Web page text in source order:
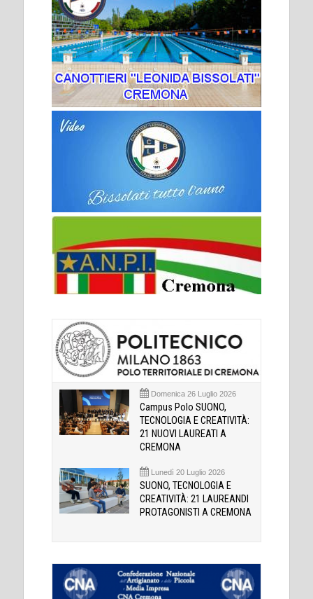
Domenica 26 Luglio 2026
Campus Polo SUONO,
TECNOLOGIA E CREATIVITÀ:
21 NUOVI LAUREATI A
CREMONA
Lunedì 20 Luglio 2026
SUONO, TECNOLOGIA E
CREATIVITÀ: 21 LAUREANDI
PROTAGONISTI A CREMONA